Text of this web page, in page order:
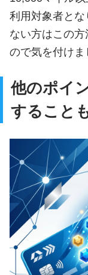
利用対象者と
ない方はこの
ので気を付けま
他のポイ
すること